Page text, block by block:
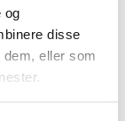
og
disse
eller som
жизни